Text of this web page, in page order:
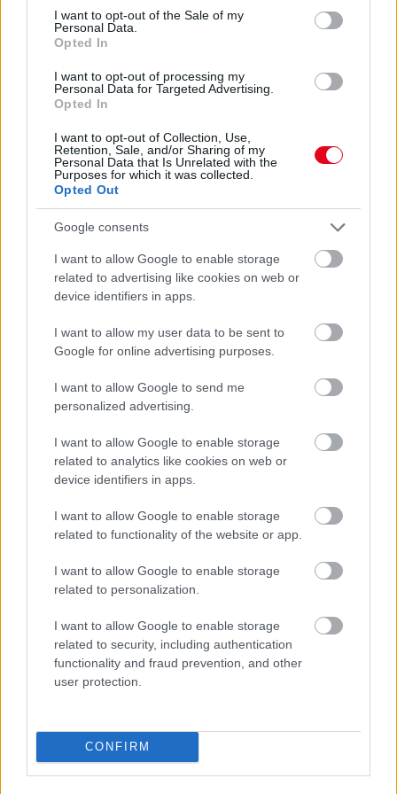
consent section.
I want to opt-out of the Sale of my
Personal Data.
Opted In
I want to opt-out of processing my
Personal Data for Targeted Advertising.
Opted In
I want to opt-out of Collection, Use,
Retention, Sale, and/or Sharing of my
Personal Data that Is Unrelated with the
Purposes for which it was collected.
Opted Out
Google consents
I want to allow Google to enable storage
related to advertising like cookies on web or
device identifiers in apps.
I want to allow my user data to be sent to
Google for online advertising purposes.
I want to allow Google to send me
personalized advertising.
I want to allow Google to enable storage
related to analytics like cookies on web or
device identifiers in apps.
I want to allow Google to enable storage
related to functionality of the website or app.
I want to allow Google to enable storage
related to personalization.
I want to allow Google to enable storage
related to security, including authentication
functionality and fraud prevention, and other
user protection.
CONFIRM
Ezért párásodik be állandóan az ablak – egyszerűbb a
megoldás, mint gondolnád
Nem ecettel és nem szódabikarbónával: ezzel lesz